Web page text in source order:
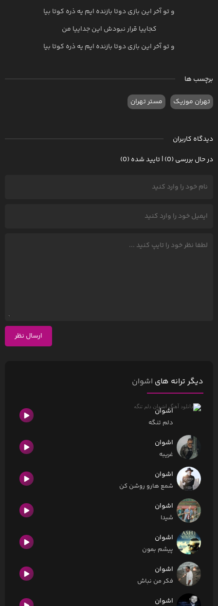
و تو آخر این بازی دوتا بازنده ایم یه ذره کوتا بیا
کجاییا قرار نبودش این جداییا من
و تو آخر این بازی دوتا بازنده ایم یه ذره کوتا بیا
برچسب ها
تهران موزیک مستر تهران
دیدگاه کاربران
در حال بررسی (0) | تایید شده (0)
ارسال نظر
دیگر ترانه های اشوان
اشوان
دلم تنگه
اشوان
غریبه
اشوان
شمع هارو روشن کن
اشوان
شیدا
اشوان
پیشم بمون
اشوان
فکر من نباش
اشوان